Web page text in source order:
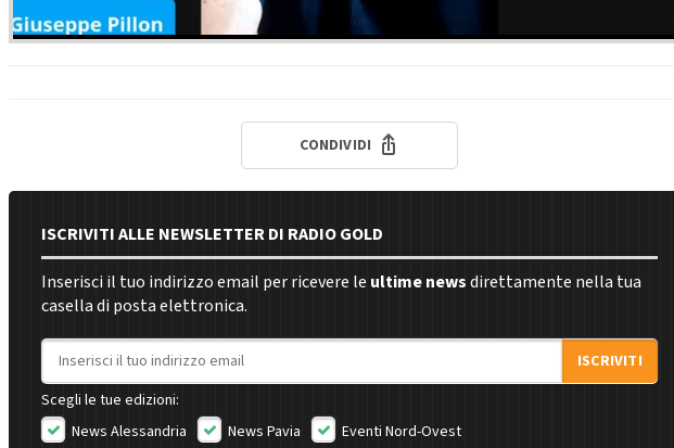
CONDIVIDI
ISCRIVITI ALLE NEWSLETTER DI RADIO GOLD
Inserisci il tuo indirizzo email per ricevere le ultime newsdirettamente nella tua
casella di posta elettronica.
Indirizzo email
ISCRIVITI
Scegli le tue edizioni:
News Alessandria
News Pavia
Eventi Nord-Ovest